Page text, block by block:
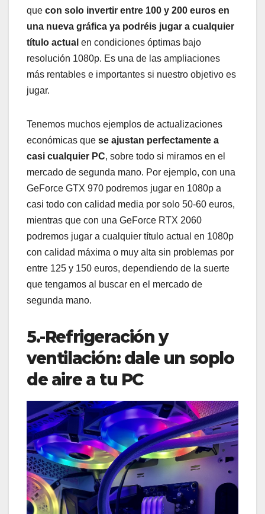
que con solo invertir entre 100 y 200 euros en
una nueva gráfica ya podréis jugar a cualquier
título actual en condiciones óptimas bajo
resolución 1080p. Es una de las ampliaciones
más rentables e importantes si nuestro objetivo es
jugar.
Tenemos muchos ejemplos de actualizaciones
económicas que se ajustan perfectamente a
casi cualquier PC, sobre todo si miramos en el
mercado de segunda mano. Por ejemplo, con una
GeForce GTX 970 podremos jugar en 1080p a
casi todo con calidad media por solo 50-60 euros,
mientras que con una GeForce RTX 2060
podremos jugar a cualquier título actual en 1080p
con calidad máxima o muy alta sin problemas por
entre 125 y 150 euros, dependiendo de la suerte
que tengamos al buscar en el mercado de
segunda mano.
5.-Refrigeración y
ventilación: dale un soplo
de aire a tu PC